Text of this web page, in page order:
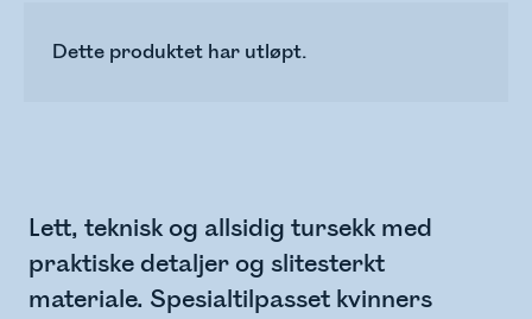
Dette produktet har utløpt.
Lett, teknisk og allsidig tursekk med
praktiske detaljer og slitesterkt
materiale. Spesialtilpasset kvinners